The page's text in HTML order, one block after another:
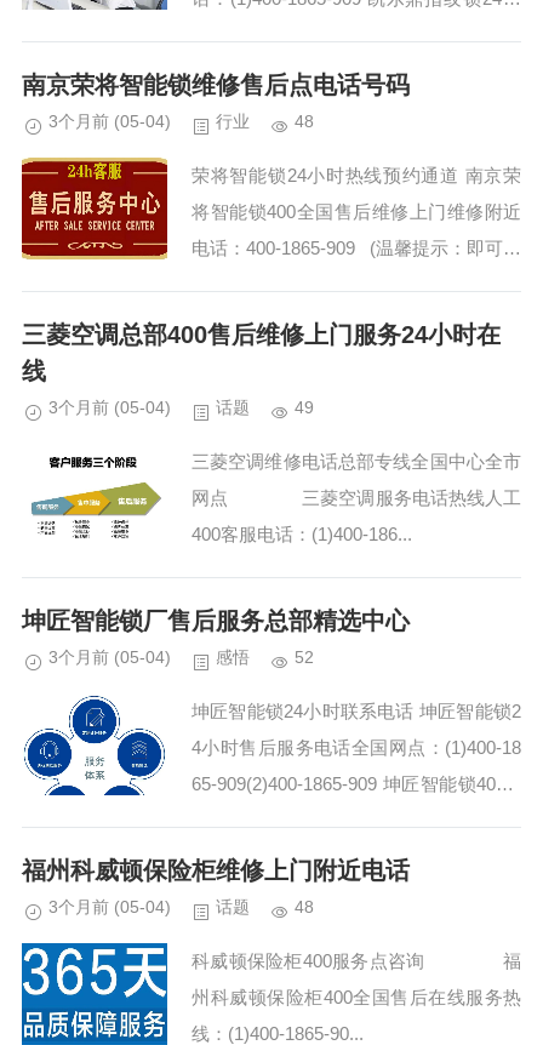
指纹锁全国售后40...
南京荣将智能锁维修售后点电话号码
3个月前 (05-04) 行业 48
荣将智能锁24小时热线预约通道 南京荣
将智能锁400全国售后维修上门维修附近
电话：400-1865-909 (温馨提示：即可拨
将智能锁维...
三菱空调总部400售后维修上门服务24小时在
线
3个月前 (05-04) 话题 49
三菱空调维修电话总部专线全国中心全市
网点 三菱空调服务电话热线人工
400客服电话：(1)400-186...
坤匠智能锁厂售后服务总部精选中心
3个月前 (05-04) 感悟 52
坤匠智能锁24小时联系电话 坤匠智能锁2
4小时售后服务电话全国网点：(1)400-18
65-909(2)400-1865-909 坤匠智能锁400-1
显提升，...
福州科威顿保险柜维修上门附近电话
3个月前 (05-04) 话题 48
科威顿保险柜400服务点咨询 福
州科威顿保险柜400全国售后在线服务热
线：(1)400-1865-90...